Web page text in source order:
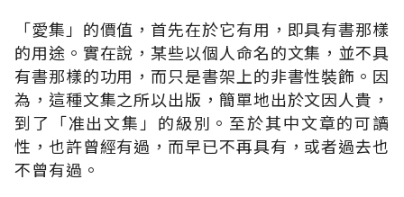
「愛集」的價值，首先在於它有用，即具有書那樣
的用途。實在說，某些以個人命名的文集，並不具
有書那樣的功用，而只是書架上的非書性裝飾。因
為，這種文集之所以出版，簡單地出於文因人貴，
到了「准出文集」的級別。至於其中文章的可讀
性，也許曾經有過，而早已不再具有，或者過去也
不曾有過。